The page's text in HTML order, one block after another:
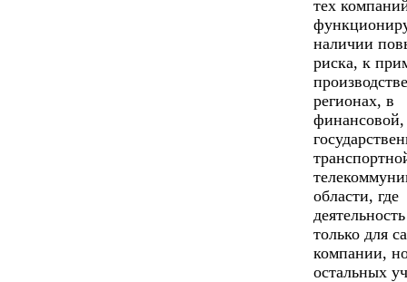
тех
наличии
риска, к
регионах, в
финансовой,
области, где
только для
компании,
остальных